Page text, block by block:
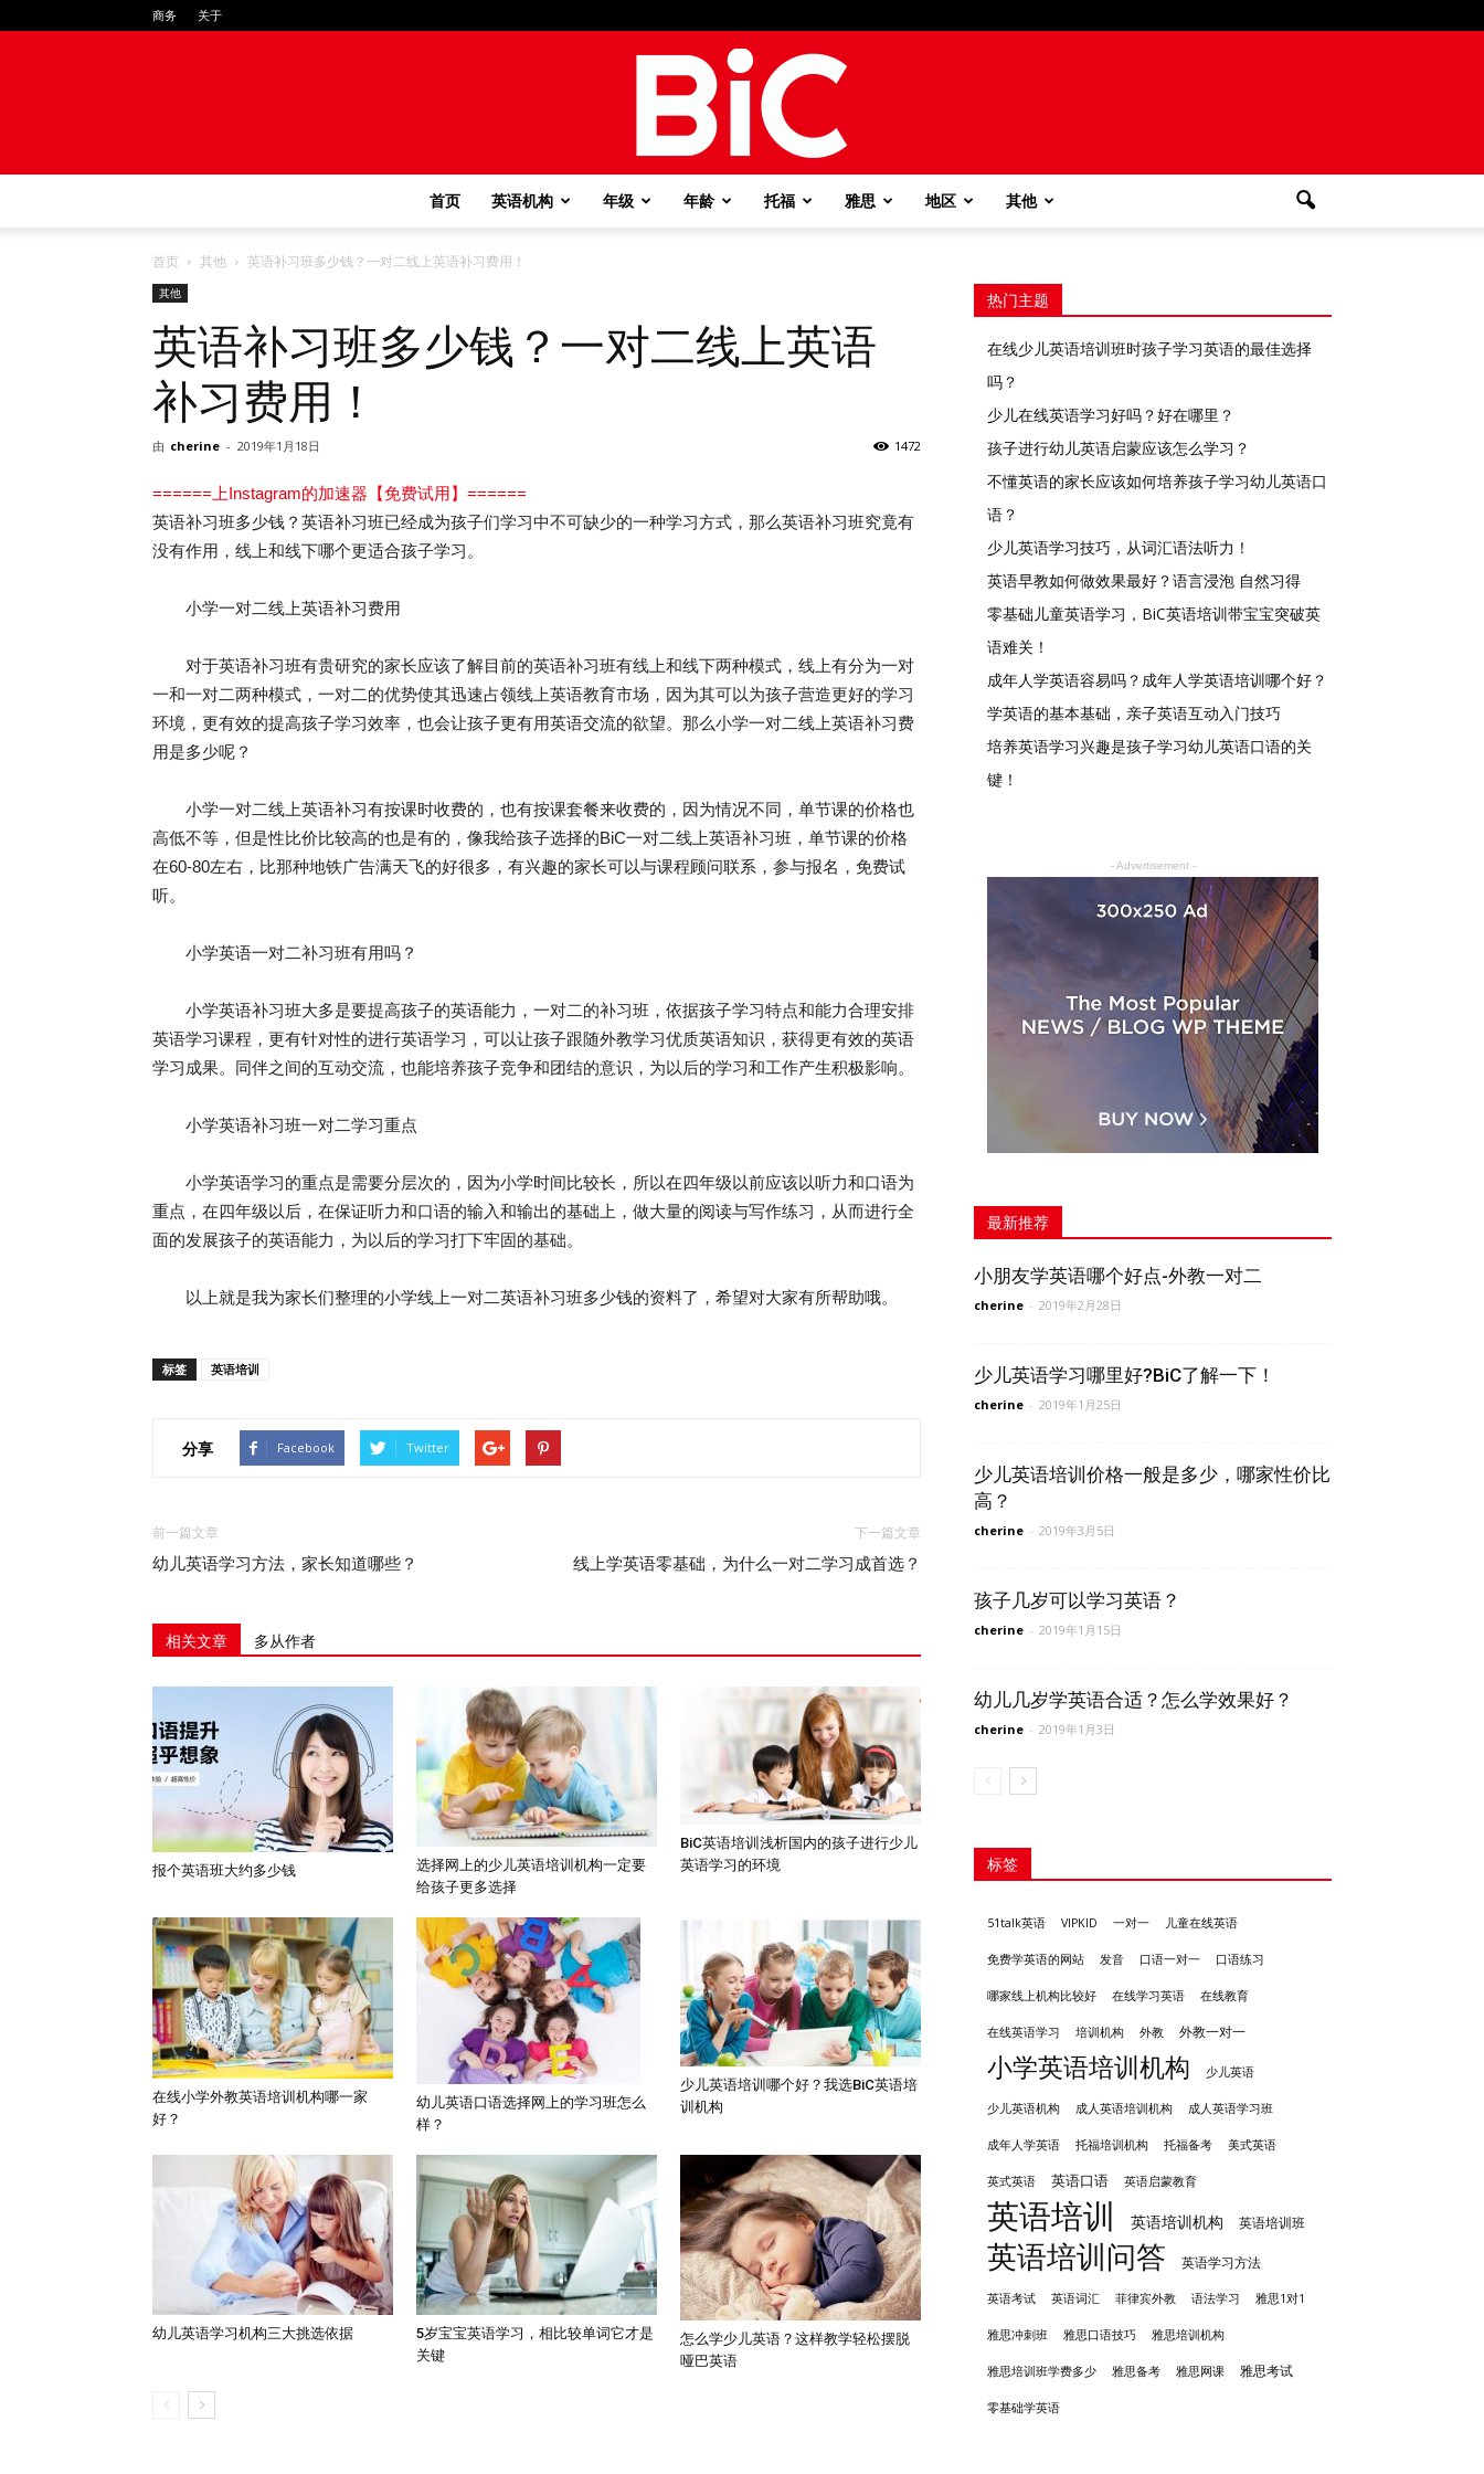
商务 关于
首页 英语机构 年级 年龄 托福 雅思 地区 其他
首页 其他 英语补习班多少钱？一对二线上英语补习费用！
其他
英语补习班多少钱？一对二线上英语
补习费用！
由 cherine - 2019年1月18日 1472
======上Instagram的加速器【免费试用】======
英语补习班多少钱？英语补习班已经成为孩子们学习中不可缺少的一种学习方式，那么英语补习班究竟有
没有作用，线上和线下哪个更适合孩子学习。
小学一对二线上英语补习费用
对于英语补习班有贵研究的家长应该了解目前的英语补习班有线上和线下两种模式，线上有分为一对
一和一对二两种模式，一对二的优势使其迅速占领线上英语教育市场，因为其可以为孩子营造更好的学习
环境，更有效的提高孩子学习效率，也会让孩子更有用英语交流的欲望。那么小学一对二线上英语补习费
用是多少呢？
小学一对二线上英语补习有按课时收费的，也有按课套餐来收费的，因为情况不同，单节课的价格也
高低不等，但是性比价比较高的也是有的，像我给孩子选择的BiC一对二线上英语补习班，单节课的价格
在60-80左右，比那种地铁广告满天飞的好很多，有兴趣的家长可以与课程顾问联系，参与报名，免费试
听。
小学英语一对二补习班有用吗？
小学英语补习班大多是要提高孩子的英语能力，一对二的补习班，依据孩子学习特点和能力合理安排
英语学习课程，更有针对性的进行英语学习，可以让孩子跟随外教学习优质英语知识，获得更有效的英语
学习成果。同伴之间的互动交流，也能培养孩子竞争和团结的意识，为以后的学习和工作产生积极影响。
小学英语补习班一对二学习重点
小学英语学习的重点是需要分层次的，因为小学时间比较长，所以在四年级以前应该以听力和口语为
重点，在四年级以后，在保证听力和口语的输入和输出的基础上，做大量的阅读与写作练习，从而进行全
面的发展孩子的英语能力，为以后的学习打下牢固的基础。
以上就是我为家长们整理的小学线上一对二英语补习班多少钱的资料了，希望对大家有所帮助哦。
标签 英语培训
分享 Facebook Twitter
前一篇文章
幼儿英语学习方法，家长知道哪些？
下一篇文章
线上学英语零基础，为什么一对二学习成首选？
相关文章 多从作者
报个英语班大约多少钱
选择网上的少儿英语培训机构一定要
给孩子更多选择
BiC英语培训浅析国内的孩子进行少儿
英语学习的环境
在线小学外教英语培训机构哪一家
好？
幼儿英语口语选择网上的学习班怎么
样？
少儿英语培训哪个好？我选BiC英语培
训机构
幼儿英语学习机构三大挑选依据
5岁宝宝英语学习，相比较单词它才是
关键
怎么学少儿英语？这样教学轻松摆脱
哑巴英语
热门主题
在线少儿英语培训班时孩子学习英语的最佳选择
吗？
少儿在线英语学习好吗？好在哪里？
孩子进行幼儿英语启蒙应该怎么学习？
不懂英语的家长应该如何培养孩子学习幼儿英语口
语？
少儿英语学习技巧，从词汇语法听力！
英语早教如何做效果最好？语言浸泡 自然习得
零基础儿童英语学习，BiC英语培训带宝宝突破英
语难关！
成年人学英语容易吗？成年人学英语培训哪个好？
学英语的基本基础，亲子英语互动入门技巧
培养英语学习兴趣是孩子学习幼儿英语口语的关
键！
- Advertisement -
最新推荐
小朋友学英语哪个好点-外教一对二
cherine - 2019年2月28日
少儿英语学习哪里好?BiC了解一下！
cherine - 2019年1月25日
少儿英语培训价格一般是多少，哪家性价比
高？
cherine - 2019年3月5日
孩子几岁可以学习英语？
cherine - 2019年1月15日
幼儿几岁学英语合适？怎么学效果好？
cherine - 2019年1月3日
标签
51talk英语 VIPKID 一对一 儿童在线英语
免费学英语的网站 发音 口语一对一 口语练习
哪家线上机构比较好 在线学习英语 在线教育
在线英语学习 培训机构 外教 外教一对一
小学英语培训机构 少儿英语
少儿英语机构 成人英语培训机构 成人英语学习班
成年人学英语 托福培训机构 托福备考 美式英语
英式英语 英语口语 英语启蒙教育
英语培训 英语培训机构 英语培训班
英语培训问答 英语学习方法
英语考试 英语词汇 菲律宾外教 语法学习 雅思1对1
雅思冲刺班 雅思口语技巧 雅思培训机构
雅思培训班学费多少 雅思备考 雅思网课 雅思考试
零基础学英语